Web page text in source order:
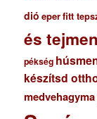
dió eperfitt
és
pékség
készítsd
medvehagyma